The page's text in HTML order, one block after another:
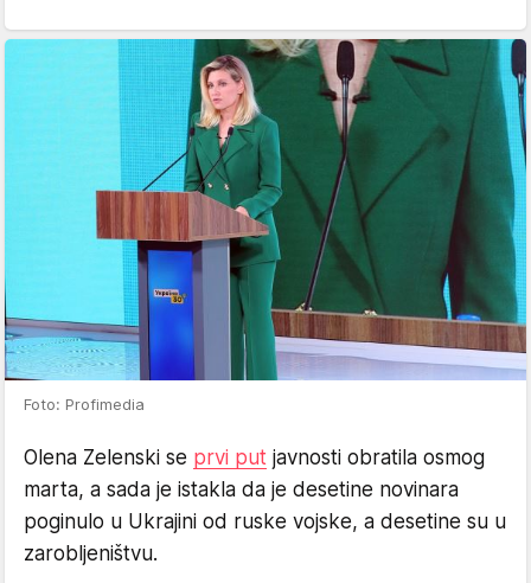
Foto: Profimedia
Olena Zelenski se prvi put javnosti obratila osmog
marta, a sada je istakla da je desetine novinara
poginulo u Ukrajini od ruske vojske, a desetine su u
zarobljeništvu.